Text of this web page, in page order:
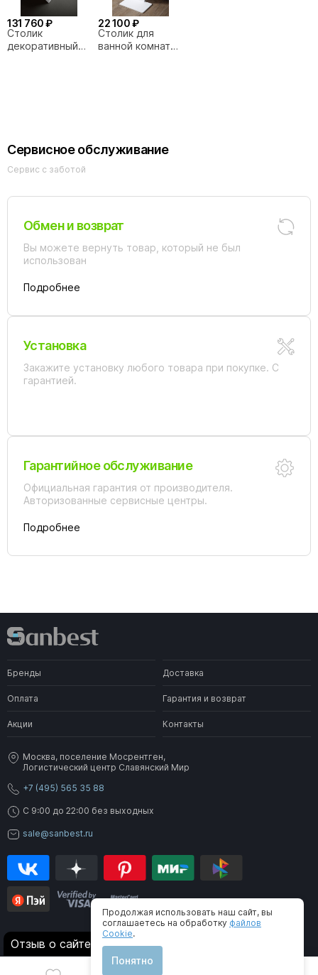
131 760 ₽
Столик
декоративный
22 100 ₽
Столик для
ванной комнаты
Сервисное обслуживание
Сервис с заботой
Обмен и возврат
Вы можете вернуть товар, который не был
использован
Подробнее
Установка
Закажите установку любого товара при покупке. С
гарантией.
Гарантийное обслуживание
Официальная гарантия от производителя.
Авторизованные сервисные центры.
Подробнее
Бренды Доставка
Оплата Гарантия и возврат
Акции Контакты
Москва, поселение Мосрентген,
Логистический центр Славянский Мир
+7 (495) 565 35 88
C 9:00 до 22:00 без выходных
sale@sanbest.ru
® 2006-2026 SanBest. Все права защищены
Отзыв о сайте
Продолжая использовать наш сайт, вы
соглашаетесь на обработку файлов
Cookie.
Понятно